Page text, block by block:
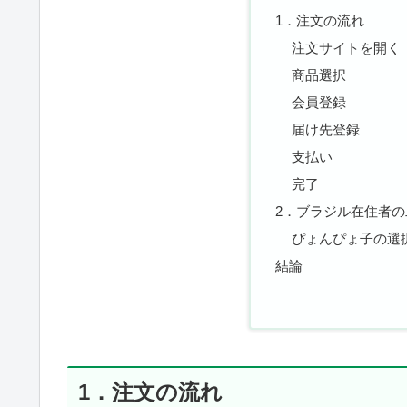
1．注文の流れ
注文サイトを開く
商品選択
会員登録
届け先登録
支払い
完了
2．ブラジル在住者
ぴょんぴょ子の選
結論
1．注文の流れ